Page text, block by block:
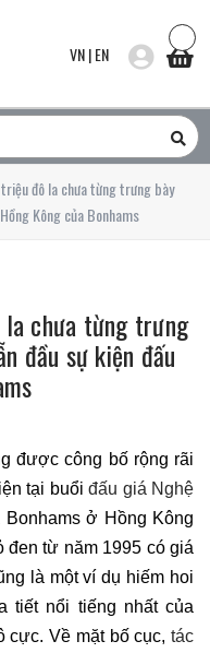
VN|EN
đô la chưa từng trưng bày
Kông của Bonhams
chưa từng trưng
đầu sự kiện đấu
được công bố rộng rãi
tại buổiđấu giá Nghệ
ở Hồng Kông
đen từ năm 1995 có giá
là một ví dụ hiếm hoi
tiết nổi tiếng nhất của
cực. Về mặt bố cục, tác